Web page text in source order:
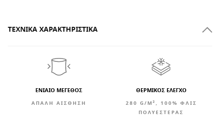
ΤΕΧΝΙΚΆ ΧΑΡΑΚΤΗΡΙΣΤΙΚΆ
ΕΝΙΑΙΟ ΜΕΓΕΘΟΣ
ΑΠΑΛΉ ΑΊΣΘΗΣΗ
ΘΕΡΜΙΚΟΣ ΕΛΕΓΧΟ
280 G/M², 100% ΦΛΙΣ
ΠΟΛΥΕΣΤΈΡΑΣ